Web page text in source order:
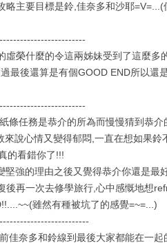
主要目標是鈴,佳奈多和沙耶=V=...(
榮什麼的令這兩姊妹受到了這麼多
最後還算是有個GOOD END所以還
條任務是恭介的所為而慢慢猜到恭介
說心情又變得郁悶,一直在想如果鈴
的看錯你了!!!
強的理由之後又覺得恭介你還是最
再一次去修學旅行,心中感慨地想
雖然有種被坑了的感覺=~=...)
佳奈多和鈴線到最後大家都能在一起